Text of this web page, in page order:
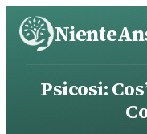
Vai
Psicosi: